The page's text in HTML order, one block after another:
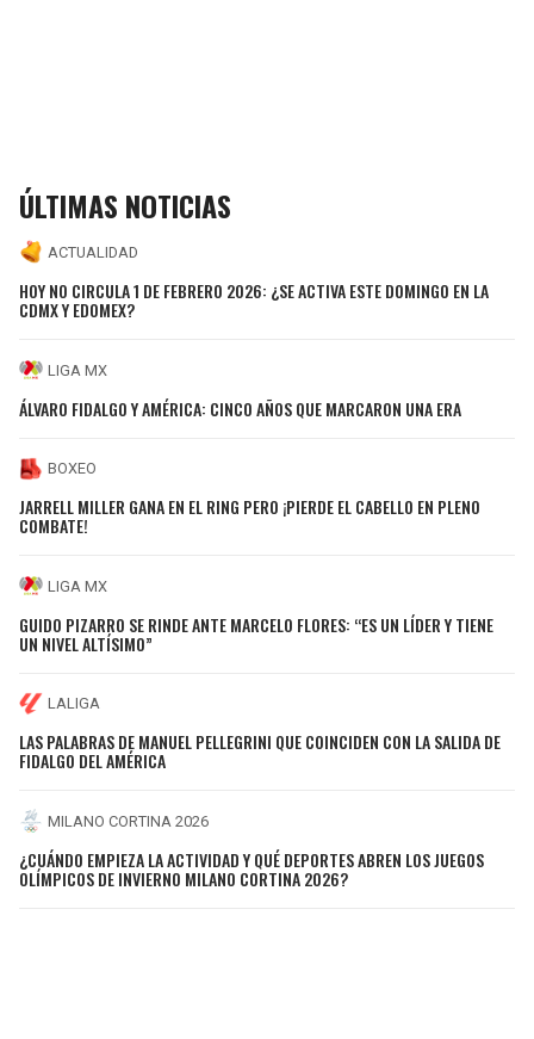
ÚLTIMAS NOTICIAS
ACTUALIDAD
HOY NO CIRCULA 1 DE FEBRERO 2026: ¿SE ACTIVA ESTE DOMINGO EN LA
CDMX Y EDOMEX?
LIGA MX
ÁLVARO FIDALGO Y AMÉRICA: CINCO AÑOS QUE MARCARON UNA ERA
BOXEO
JARRELL MILLER GANA EN EL RING PERO ¡PIERDE EL CABELLO EN PLENO
COMBATE!
LIGA MX
GUIDO PIZARRO SE RINDE ANTE MARCELO FLORES: “ES UN LÍDER Y TIENE
UN NIVEL ALTÍSIMO”
LALIGA
LAS PALABRAS DE MANUEL PELLEGRINI QUE COINCIDEN CON LA SALIDA DE
FIDALGO DEL AMÉRICA
MILANO CORTINA 2026
¿CUÁNDO EMPIEZA LA ACTIVIDAD Y QUÉ DEPORTES ABREN LOS JUEGOS
OLÍMPICOS DE INVIERNO MILANO CORTINA 2026?